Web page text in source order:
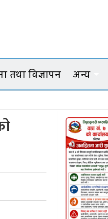
तथा विज्ञापन अन्य